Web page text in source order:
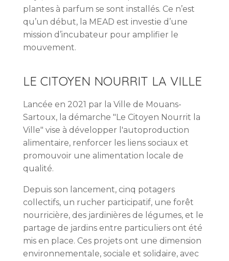
plantes à parfum se sont installés. Ce n’est
qu’un début, la MEAD est investie d’une
mission d’incubateur pour amplifier le
mouvement.
LE CITOYEN NOURRIT LA VILLE
Lancée en 2021 par la Ville de Mouans-
Sartoux, la démarche "Le Citoyen Nourrit la
Ville" vise à développer l'autoproduction
alimentaire, renforcer les liens sociaux et
promouvoir une alimentation locale de
qualité.
Depuis son lancement, cinq potagers
collectifs, un rucher participatif, une forêt
nourricière, des jardinières de légumes, et le
partage de jardins entre particuliers ont été
mis en place. Ces projets ont une dimension
environnementale, sociale et solidaire, avec